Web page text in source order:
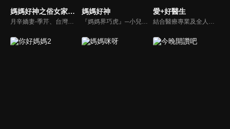
媽媽好神之俗女家務事 媽媽好神 愛+好醫生